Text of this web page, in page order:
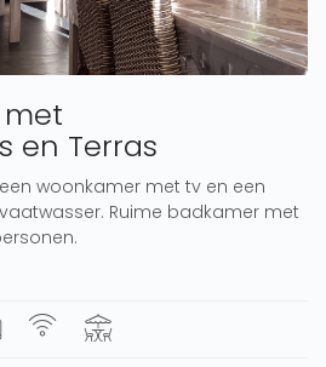
en Terras
woonkamer met tv en een
Ruime badkamer met